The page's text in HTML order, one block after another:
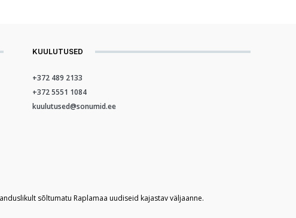
KUULUTUSED
+372 489 2133
+372 5551 1084
kuulutused@sonumid.ee
sõltumatu Raplamaa uudiseid kajastav väljaanne.